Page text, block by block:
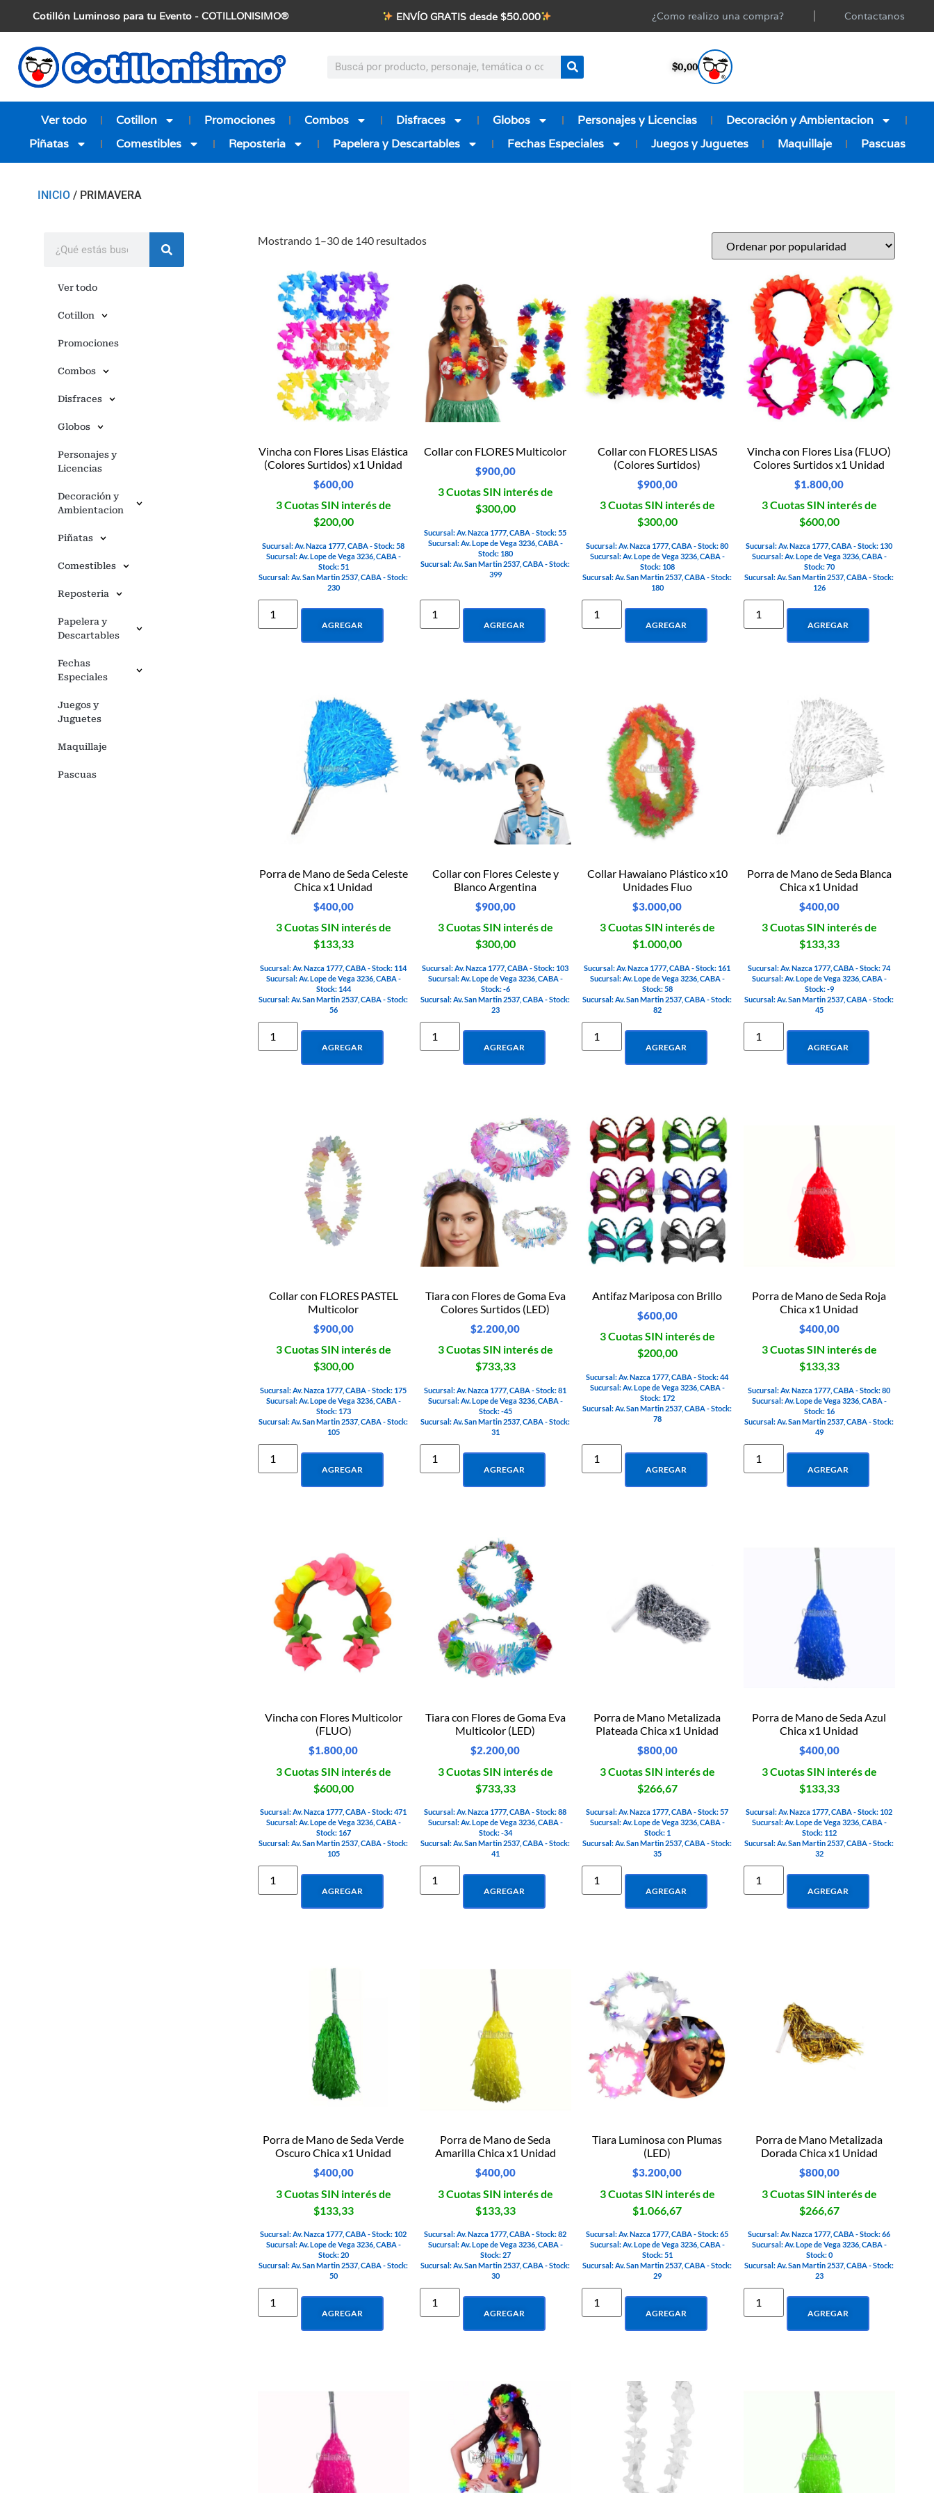
Cotillón Luminoso para tu Evento - COTILLONISIMO® ENVÍO GRATIS desde $50.000 ¿Como realizo una compra? Contactanos
$0,00
Ver todo Cotillon Promociones Combos Disfraces Globos Personajes y Licencias
Decoración y Ambientacion
Piñatas
Comestibles Reposteria Papelera y Descartables Fechas Especiales Juegos y Juguetes Maquillaje Pascuas
INICIO/ PRIMAVERA
Ver todo
Cotillon
Promociones
Combos
Disfraces
Globos
Personajes y
Licencias
Decoración y
Ambientacion
Piñatas
Comestibles
Reposteria
Papelera y
Descartables
Fechas
Especiales
Juegos y
Juguetes
Maquillaje
Pascuas
Mostrando 1–30 de 140 resultados
Vincha con Flores Lisas Elástica
(Colores Surtidos) x1 Unidad
$600,00
3 Cuotas SIN interés de
$200,00
Sucursal: Av. Nazca 1777, CABA - Stock: 58
Sucursal: Av. Lope de Vega 3236, CABA -
Stock: 51
Sucursal: Av. San Martin 2537, CABA - Stock:
230
AGREGAR
Collar con FLORES Multicolor
$900,00
3 Cuotas SIN interés de
$300,00
Sucursal: Av. Nazca 1777, CABA - Stock: 55
Sucursal: Av. Lope de Vega 3236, CABA -
Stock: 180
Sucursal: Av. San Martin 2537, CABA - Stock:
399
AGREGAR
Collar con FLORES LISAS
(Colores Surtidos)
$900,00
3 Cuotas SIN interés de
$300,00
Sucursal: Av. Nazca 1777, CABA - Stock: 80
Sucursal: Av. Lope de Vega 3236, CABA -
Stock: 108
Sucursal: Av. San Martin 2537, CABA - Stock:
180
AGREGAR
Vincha con Flores Lisa (FLUO)
Colores Surtidos x1 Unidad
$1.800,00
3 Cuotas SIN interés de
$600,00
Sucursal: Av. Nazca 1777, CABA - Stock: 130
Sucursal: Av. Lope de Vega 3236, CABA -
Stock: 70
Sucursal: Av. San Martin 2537, CABA - Stock:
126
AGREGAR
Porra de Mano de Seda Celeste
Chica x1 Unidad
$400,00
3 Cuotas SIN interés de
$133,33
Sucursal: Av. Nazca 1777, CABA - Stock: 114
Sucursal: Av. Lope de Vega 3236, CABA -
Stock: 144
Sucursal: Av. San Martin 2537, CABA - Stock:
56
AGREGAR
Collar con Flores Celeste y
Blanco Argentina
$900,00
3 Cuotas SIN interés de
$300,00
Sucursal: Av. Nazca 1777, CABA - Stock: 103
Sucursal: Av. Lope de Vega 3236, CABA -
Stock: -6
Sucursal: Av. San Martin 2537, CABA - Stock:
23
AGREGAR
Collar Hawaiano Plástico x10
Unidades Fluo
$3.000,00
3 Cuotas SIN interés de
$1.000,00
Sucursal: Av. Nazca 1777, CABA - Stock: 161
Sucursal: Av. Lope de Vega 3236, CABA -
Stock: 58
Sucursal: Av. San Martin 2537, CABA - Stock:
82
AGREGAR
Porra de Mano de Seda Blanca
Chica x1 Unidad
$400,00
3 Cuotas SIN interés de
$133,33
Sucursal: Av. Nazca 1777, CABA - Stock: 74
Sucursal: Av. Lope de Vega 3236, CABA -
Stock: -9
Sucursal: Av. San Martin 2537, CABA - Stock:
45
AGREGAR
Collar con FLORES PASTEL
Multicolor
$900,00
3 Cuotas SIN interés de
$300,00
Sucursal: Av. Nazca 1777, CABA - Stock: 175
Sucursal: Av. Lope de Vega 3236, CABA -
Stock: 173
Sucursal: Av. San Martin 2537, CABA - Stock:
105
AGREGAR
Tiara con Flores de Goma Eva
Colores Surtidos (LED)
$2.200,00
3 Cuotas SIN interés de
$733,33
Sucursal: Av. Nazca 1777, CABA - Stock: 81
Sucursal: Av. Lope de Vega 3236, CABA -
Stock: -45
Sucursal: Av. San Martin 2537, CABA - Stock:
31
AGREGAR
Antifaz Mariposa con Brillo
$600,00
3 Cuotas SIN interés de
$200,00
Sucursal: Av. Nazca 1777, CABA - Stock: 44
Sucursal: Av. Lope de Vega 3236, CABA -
Stock: 172
Sucursal: Av. San Martin 2537, CABA - Stock:
78
AGREGAR
Porra de Mano de Seda Roja
Chica x1 Unidad
$400,00
3 Cuotas SIN interés de
$133,33
Sucursal: Av. Nazca 1777, CABA - Stock: 80
Sucursal: Av. Lope de Vega 3236, CABA -
Stock: 16
Sucursal: Av. San Martin 2537, CABA - Stock:
49
AGREGAR
Vincha con Flores Multicolor
(FLUO)
$1.800,00
3 Cuotas SIN interés de
$600,00
Sucursal: Av. Nazca 1777, CABA - Stock: 471
Sucursal: Av. Lope de Vega 3236, CABA -
Stock: 167
Sucursal: Av. San Martin 2537, CABA - Stock:
105
AGREGAR
Tiara con Flores de Goma Eva
Multicolor (LED)
$2.200,00
3 Cuotas SIN interés de
$733,33
Sucursal: Av. Nazca 1777, CABA - Stock: 88
Sucursal: Av. Lope de Vega 3236, CABA -
Stock: -34
Sucursal: Av. San Martin 2537, CABA - Stock:
41
AGREGAR
Porra de Mano Metalizada
Plateada Chica x1 Unidad
$800,00
3 Cuotas SIN interés de
$266,67
Sucursal: Av. Nazca 1777, CABA - Stock: 57
Sucursal: Av. Lope de Vega 3236, CABA -
Stock: 1
Sucursal: Av. San Martin 2537, CABA - Stock:
35
AGREGAR
Porra de Mano de Seda Azul
Chica x1 Unidad
$400,00
3 Cuotas SIN interés de
$133,33
Sucursal: Av. Nazca 1777, CABA - Stock: 102
Sucursal: Av. Lope de Vega 3236, CABA -
Stock: 112
Sucursal: Av. San Martin 2537, CABA - Stock:
32
AGREGAR
Porra de Mano de Seda Verde
Oscuro Chica x1 Unidad
$400,00
3 Cuotas SIN interés de
$133,33
Sucursal: Av. Nazca 1777, CABA - Stock: 102
Sucursal: Av. Lope de Vega 3236, CABA -
Stock: 20
Sucursal: Av. San Martin 2537, CABA - Stock:
50
AGREGAR
Porra de Mano de Seda
Amarilla Chica x1 Unidad
$400,00
3 Cuotas SIN interés de
$133,33
Sucursal: Av. Nazca 1777, CABA - Stock: 82
Sucursal: Av. Lope de Vega 3236, CABA -
Stock: 27
Sucursal: Av. San Martin 2537, CABA - Stock:
30
AGREGAR
Tiara Luminosa con Plumas
(LED)
$3.200,00
3 Cuotas SIN interés de
$1.066,67
Sucursal: Av. Nazca 1777, CABA - Stock: 65
Sucursal: Av. Lope de Vega 3236, CABA -
Stock: 51
Sucursal: Av. San Martin 2537, CABA - Stock:
29
AGREGAR
Porra de Mano Metalizada
Dorada Chica x1 Unidad
$800,00
3 Cuotas SIN interés de
$266,67
Sucursal: Av. Nazca 1777, CABA - Stock: 66
Sucursal: Av. Lope de Vega 3236, CABA -
Stock: 0
Sucursal: Av. San Martin 2537, CABA - Stock:
23
AGREGAR